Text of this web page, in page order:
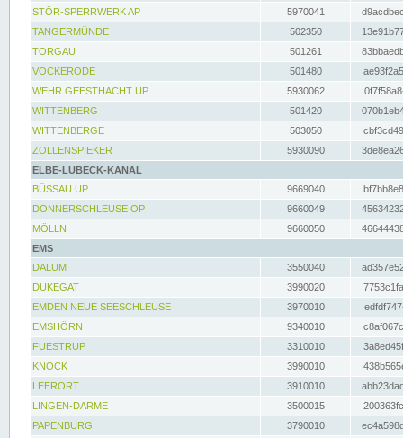
STÖR-SPERRWERK AP 5970041
TANGERMÜNDE
502350
TORGAU
501261
VOCKERODE
501480
WEHR GEESTHACHT UP
5930062
WITTENBERG
501420
WITTENBERGE
503050
ZOLLENSPIEKER
5930090
ELBE-LÜBECK-KANAL
BÜSSAU UP
9669040
DONNERSCHLEUSE OP
9660049
MÖLLN
9660050
EMS
DALUM
3550040
DUKEGAT
3990020
EMDEN NEUE SEESCHLEUSE
3970010
EMSHÖRN
9340010
FUESTRUP
3310010
KNOCK
3990010
LEERORT
3910010
LINGEN-DARME
3500015
PAPENBURG
3790010